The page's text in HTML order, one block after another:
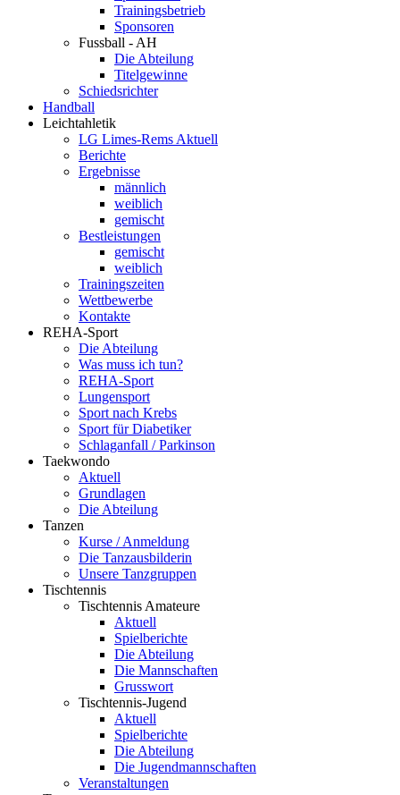
Trainingsbetrieb
Sponsoren
Fussball - AH
Die Abteilung
Titelgewinne
Schiedsrichter
Handball
Leichtahletik
LG Limes-Rems Aktuell
Berichte
Ergebnisse
männlich
weiblich
gemischt
Bestleistungen
gemischt
weiblich
Trainingszeiten
Wettbewerbe
Kontakte
REHA-Sport
Die Abteilung
Was muss ich tun?
REHA-Sport
Lungensport
Sport nach Krebs
Sport für Diabetiker
Schlaganfall / Parkinson
Taekwondo
Aktuell
Grundlagen
Die Abteilung
Tanzen
Kurse / Anmeldung
Die Tanzausbilderin
Unsere Tanzgruppen
Tischtennis
Tischtennis Amateure
Aktuell
Spielberichte
Die Abteilung
Die Mannschaften
Grusswort
Tischtennis-Jugend
Aktuell
Spielberichte
Die Abteilung
Die Jugendmannschaften
Veranstaltungen